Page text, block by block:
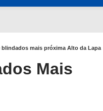
mais próxima Alto da Lapa
Mais